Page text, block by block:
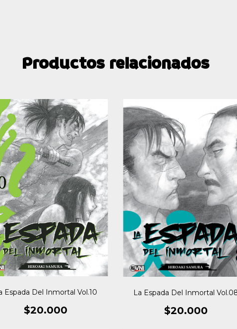
Productos relacionados
Espada Del Inmortal Vol.10
$20.000
La Espada Del Inmortal
$20.000